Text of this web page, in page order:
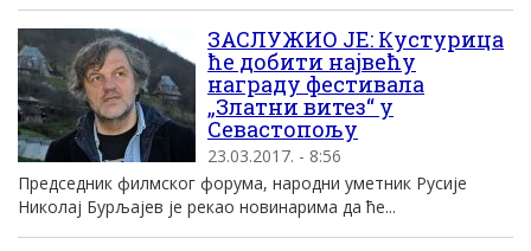
ЗАСЛУЖИО ЈЕ: Кустурица
ће добити највећу
награду фестивала
„Златни витез“ у
Севастопољу
23.03.2017. - 8:56
Председник филмског форума, народни уметник Русије
Николај Бурљајев је рекао новинарима да ће...